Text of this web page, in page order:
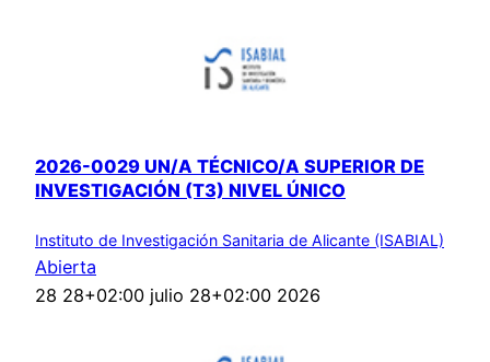
2026-0029 UN/A TÉCNICO/A SUPERIOR DE
INVESTIGACIÓN (T3) NIVEL ÚNICO
Instituto de Investigación Sanitaria de Alicante (ISABIAL)
Abierta
28 28+02:00 julio 28+02:00 2026